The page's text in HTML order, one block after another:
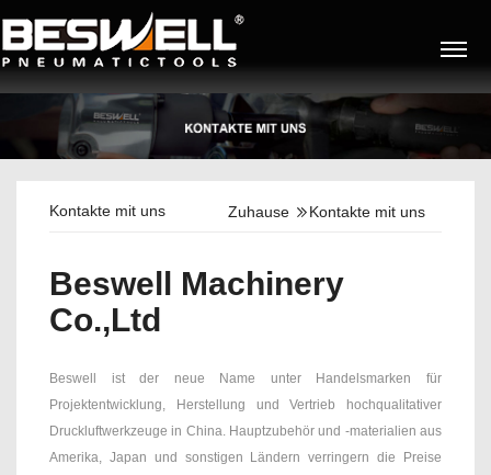
Kontakte mit uns Zuhause Kontakte mit uns
Beswell Machinery
Co.,Ltd
Beswell ist der neue Name unter Handelsmarken für
Projektentwicklung, Herstellung und Vertrieb hochqualitativer
Druckluftwerkzeuge in China. Hauptzubehör und -materialien aus
Amerika, Japan und sonstigen Ländern verringern die Preise